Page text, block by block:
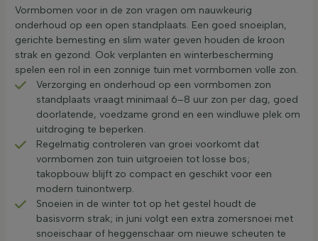
Vormbomen voor in de zon vragen om nauwkeurig
onderhoud op een open standplaats. Een goed snoeiplan,
gerichte bemesting en slim water geven houden de kroon
strak en gezond. Ook verplanten en winterbescherming
spelen een rol in een zonnige tuin met vormbomen volle zon.
Verzorging en onderhoud op een vormbomen zon
standplaats vraagt minimaal 6–8 uur zon per dag, goed
doorlatende, voedzame grond en een windluwe plek om
uitdroging te beperken.
Regelmatig controleren van groei voorkomt dat
vormbomen zon tuin uitgroeien tot losse bos;
takopbouw blijft zo compact en geschikt voor een
modern tuinontwerp.
Snoeien in de winter tot op het gestel houdt de
basisvorm strak; in juni volgt een extra zomersnoei met
snoeischaar of heggenschaar om nieuwe scheuten te